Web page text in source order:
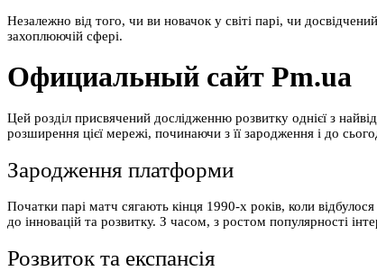
Незалежно від того, чи ви новачок у світі парі, чи
захоплюючій сфері.
Официальный сайт Pm.ua
Цей розділ присвячений дослідженню розвитку однієї з
розширення цієї мережі, починаючи з її зародження і до
Зародження платформи
Початки парі матч сягають кінця 1990-х років, коли
до інновацій та розвитку. З часом, з ростом популярності
Розвиток та експансія